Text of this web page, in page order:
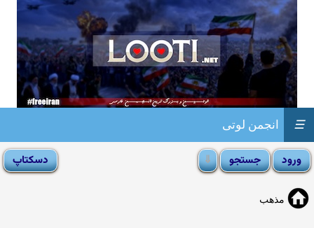
انجمن لوتی ☰
مذهب